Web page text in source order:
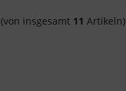
(von insgesamt 11 Artikeln)